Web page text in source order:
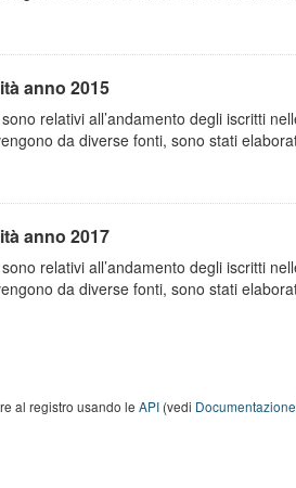
anno 2015
relativi all’andamento degli iscritti
da diverse fonti, sono stati
anno 2017
relativi all’andamento degli iscritti
da diverse fonti, sono stati
al registro usando le API(vedi